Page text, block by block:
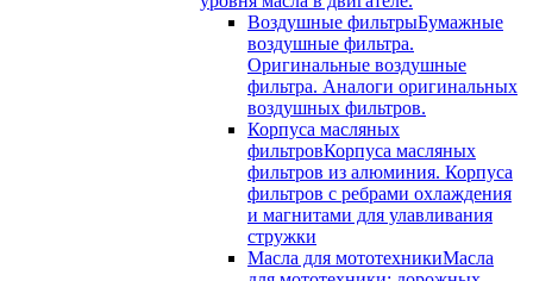
Воздушные фильтрыБумажные
воздушные фильтра.
Оригинальные воздушные
фильтра. Аналоги оригинальных
воздушных фильтров.
Корпуса масляных
фильтровКорпуса масляных
фильтров из алюминия. Корпуса
фильтров с ребрами охлаждения
и магнитами для улавливания
стружки
Масла для мототехникиМасла